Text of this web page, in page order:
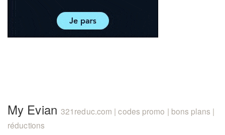
My Evian 321reduc.com | codes promo | bons plans |
réductions